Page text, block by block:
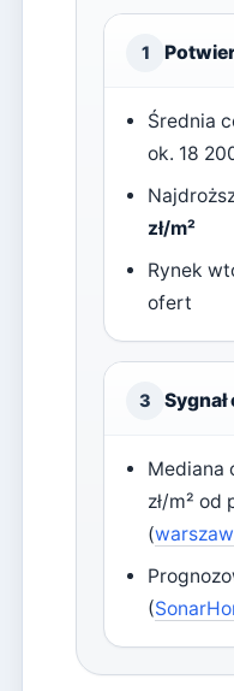
1
Średnia
ok. 18
zł/m²
Rynek
ofert
3
Mediana
zł/m² od
(
(